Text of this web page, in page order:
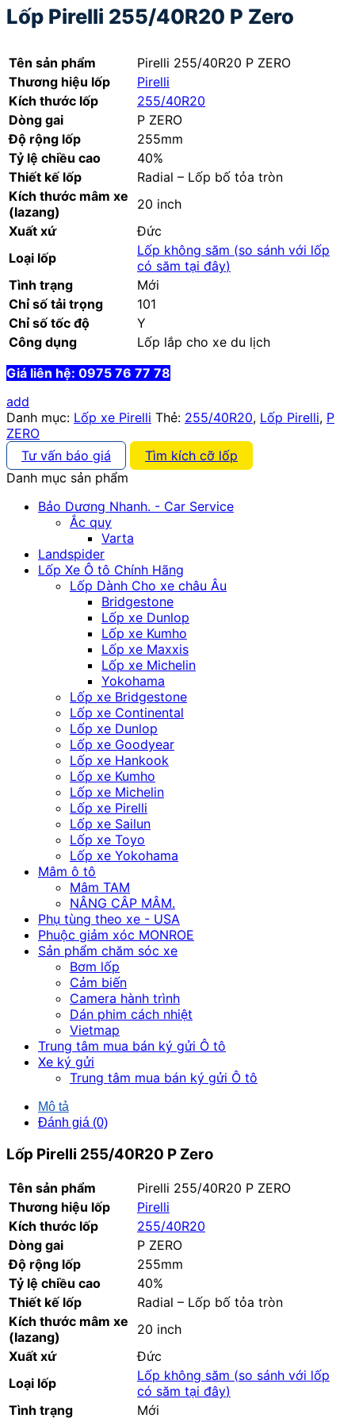
Lốp Pirelli 255/40R20 P Zero
Tên sản phẩm
Pirelli 255/40R20 P ZERO
Thương hiệu lốp
Pirelli
Kích thước lốp
255/40R20
Dòng gai
P ZERO
Độ rộng lốp
255mm
Tỷ lệ chiều cao
40%
Thiết kế lốp
Radial – Lốp bố tỏa tròn
Kích thước mâm xe
(lazang)
20 inch
Xuất xứ
Đức
Loại lốp
Lốp không săm (so sánh với lốp
có săm tại đây)
Tình trạng
Mới
Chỉ số tải trọng
101
Chỉ số tốc độ
Y
Công dụng
Lốp lắp cho xe du lịch
Giá liên hệ: 0975 76 77 78
add
Danh mục: Lốp xe Pirelli Thẻ: 255/40R20, Lốp Pirelli, P
ZERO
Tư vấn báo giá
Tìm kích cỡ lốp
Danh mục sản phẩm
Bảo Dương Nhanh. - Car Service
Ắc quy
Varta
Landspider
Lốp Xe Ô tô Chính Hãng
Lốp Dành Cho xe châu Âu
Bridgestone
Lốp xe Dunlop
Lốp xe Kumho
Lốp xe Maxxis
Lốp xe Michelin
Yokohama
Lốp xe Bridgestone
Lốp xe Continental
Lốp xe Dunlop
Lốp xe Goodyear
Lốp xe Hankook
Lốp xe Kumho
Lốp xe Michelin
Lốp xe Pirelli
Lốp xe Sailun
Lốp xe Toyo
Lốp xe Yokohama
Mâm ô tô
Mâm TAM
NÂNG CÂP MÂM.
Phụ tùng theo xe - USA
Phuộc giảm xóc MONROE
Sản phẩm chăm sóc xe
Bơm lốp
Cảm biến
Camera hành trình
Dán phim cách nhiệt
Vietmap
Trung tâm mua bán ký gửi Ô tô
Xe ký gửi
Trung tâm mua bán ký gửi Ô tô
Mô tả
Đánh giá (0)
Lốp Pirelli 255/40R20 P Zero
Tên sản phẩm
Pirelli 255/40R20 P ZERO
Thương hiệu lốp
Pirelli
Kích thước lốp
255/40R20
Dòng gai
P ZERO
Độ rộng lốp
255mm
Tỷ lệ chiều cao
40%
Thiết kế lốp
Radial – Lốp bố tỏa tròn
Kích thước mâm xe
(lazang)
20 inch
Xuất xứ
Đức
Loại lốp
Lốp không săm (so sánh với lốp
có săm tại đây)
Tình trạng
Mới